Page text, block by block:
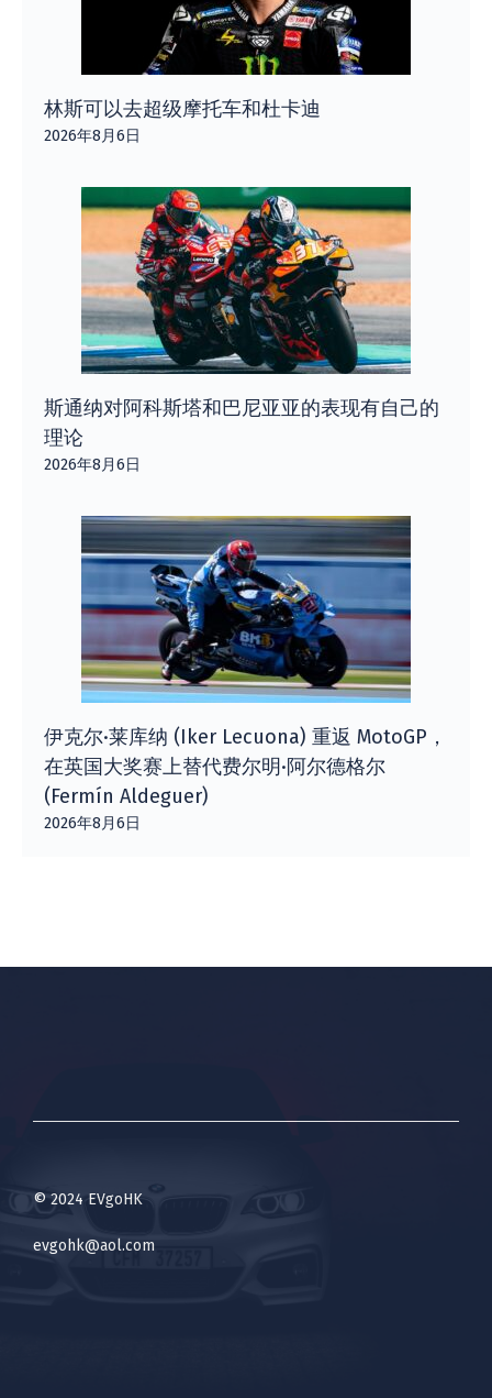
林斯可以去超级摩托车和杜卡迪
2026年8月6日
斯通纳对阿科斯塔和巴尼亚亚的表现有自己的
理论
2026年8月6日
伊克尔·莱库纳 (Iker Lecuona) 重返 MotoGP，
在英国大奖赛上替代费尔明·阿尔德格尔
(Fermín Aldeguer)
2026年8月6日
© 2024 EVgoHK
evgohk@aol.com